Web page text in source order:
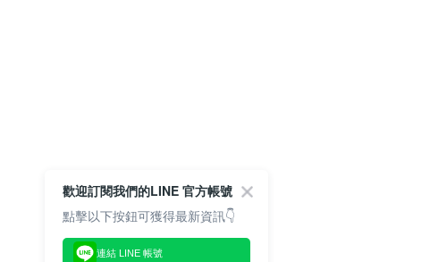
歡迎訂閱我們的LINE 官方帳號
點擊以下按鈕可獲得最新資訊👇
連結 LINE 帳號